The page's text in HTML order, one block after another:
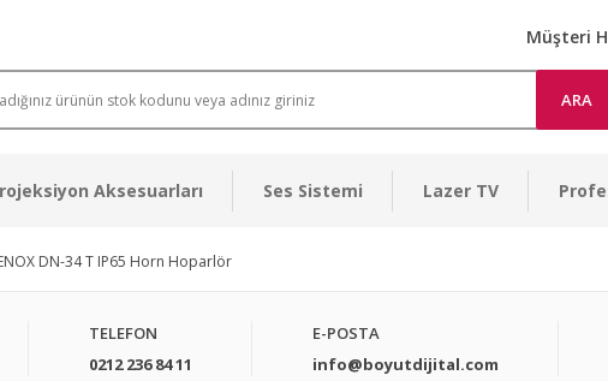
Müşteri
ARA
Aksesuarları Ses Sistemi Lazer TV
DN-34 T IP65 Horn Hoparlör
TELEFON
0212 236 84 11
E-POSTA
info@boyutdijital.com